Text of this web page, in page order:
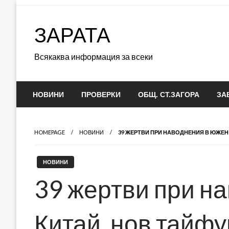
ЗАРАТА
Всякаква информация за всеки
НОВИНИ ПРОВЕРКИ ОБЩ. СТ.ЗАГОРА
HOMEPAGE НОВИНИ 39 ЖЕРТВИ ПРИ НАВОДНЕНИЯ В
НОВИНИ
39 жертви при
Китай, нов